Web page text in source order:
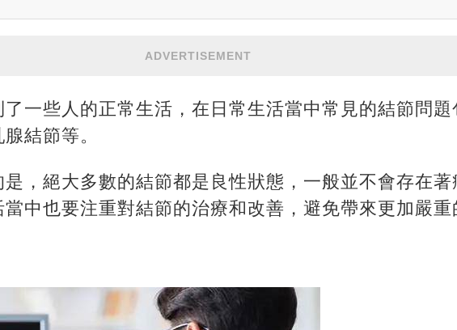
ADVERTISEMENT
一些人的正常生活，在日常生活當中常見的結節問題
結節等。
，絕大多數的結節都是良性狀態，一般並不會存在著
中也要注重對結節的治療和改善，避免帶來更加嚴重